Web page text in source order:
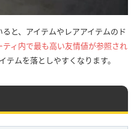
と、アイテムやレアアイテムのド
ティ内で最も高い友情値が参照され
テムを落としやすくなります。